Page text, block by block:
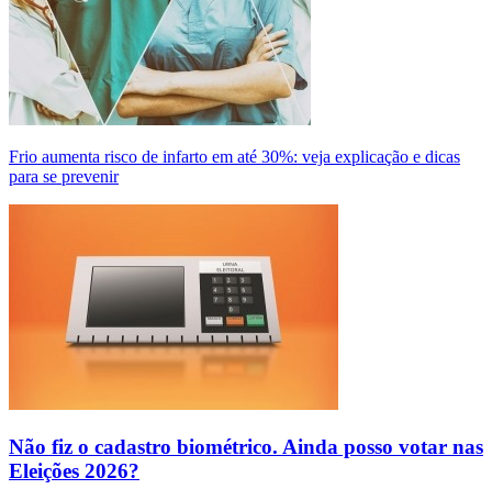
Frio aumenta risco de infarto em até 30%: veja explicação e dicas
para se prevenir
Não fiz o cadastro biométrico. Ainda posso votar nas
Eleições 2026?